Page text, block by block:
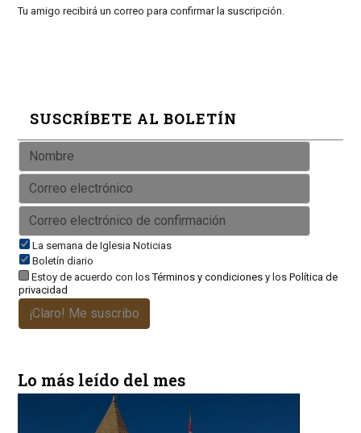
Tu amigo recibirá un correo para confirmar la suscripción.
SUSCRÍBETE AL BOLETÍN
La semana de Iglesia Noticias
Boletín diario
Estoy de acuerdo con losTérminos y condicionesy los Política de
privacidad
¡Claro! Me suscribo
Lo más leído del mes